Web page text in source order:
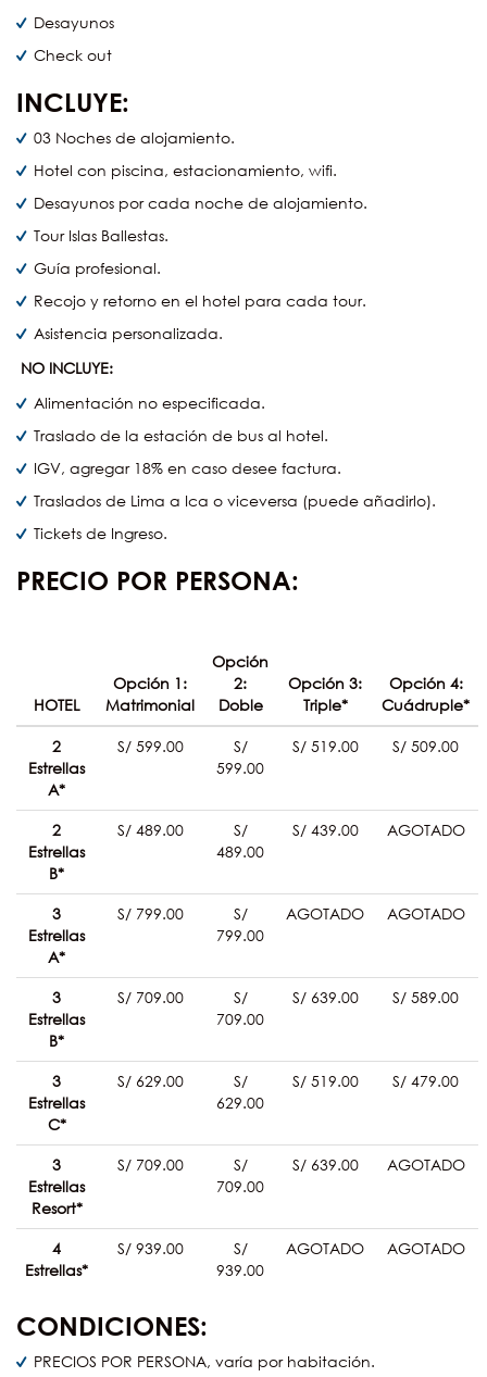
Desayunos
Check out
INCLUYE:
03 Noches de alojamiento.
Hotel con piscina, estacionamiento, wifi.
Desayunos por cada noche de alojamiento.
Tour Islas Ballestas.
Guía profesional.
Recojo y retorno en el hotel para cada tour.
Asistencia personalizada.
NO INCLUYE:
Alimentación no especificada.
Traslado de la estación de bus al hotel.
IGV, agregar 18% en caso desee factura.
Traslados de Lima a Ica o viceversa (puede añadirlo).
Tickets de Ingreso.
PRECIO POR PERSONA:
HOTEL
Opción 1:
Matrimonial
Opción
2:
Doble
Opción 3:
Triple*
Opción 4:
Cuádruple*
2
Estrellas
A*
S/ 599.00
S/
599.00
S/ 519.00 S/ 509.00
2
Estrellas
B*
S/ 489.00
S/
489.00
S/ 439.00 AGOTADO
3
Estrellas
A*
S/ 799.00
S/
799.00
AGOTADO AGOTADO
3
Estrellas
B*
S/ 709.00
S/
709.00
S/ 639.00 S/ 589.00
3
Estrellas
C*
S/ 629.00
S/
629.00
S/ 519.00 S/ 479.00
3
Estrellas
Resort*
S/ 709.00
S/
709.00
S/ 639.00 AGOTADO
4
Estrellas*
S/ 939.00
S/
939.00
AGOTADO AGOTADO
CONDICIONES:
PRECIOS POR PERSONA, varía por habitación.